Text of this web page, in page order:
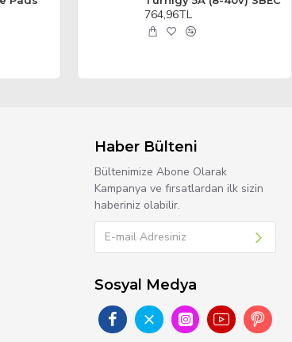
764,96TL
Haber Bülteni
Bültenimize Abone Olarak
Kampanya ve fırsatlardan ilk sizin
haberiniz olabilir.
Sosyal Medya